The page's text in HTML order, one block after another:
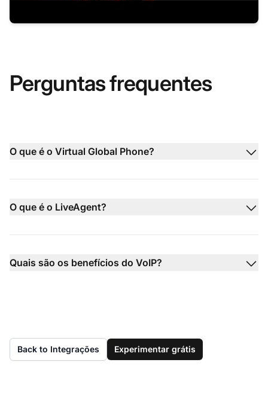
Perguntas frequentes
O que é o Virtual Global Phone?
O que é o LiveAgent?
Quais são os benefícios do VoIP?
Back to Integrações Experimentar grátis